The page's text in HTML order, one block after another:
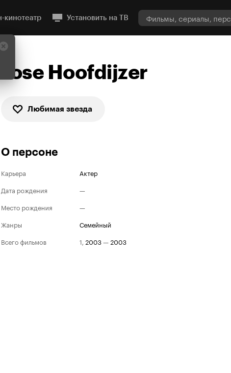
кинотеатр Установить на ТВ
Jose Hoofdijzer
Любимая звезда
О персоне
Карьера
Актер
Дата рождения
—
Место рождения
—
Жанры
семейный
Всего фильмов
1, 2003— 2003